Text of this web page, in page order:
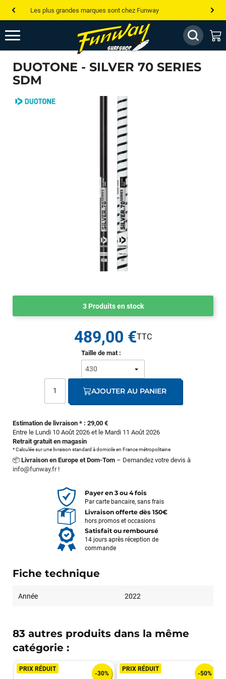
Les plus grandes marques sont chez Funway
Jusqu’à -75% de remise sur le windsurf, wingfoil, etc...
💰 Meilleur prix garanti — Moins cher ailleurs ? On s’aligne !
Besoin de conseils de pro ? Appelle nous !
DUOTONE - SILVER 70 SERIES
SDM
3 Produits en stock
Estimation de livraison * : 29,00 €
Entre le Lundi 10 Août 2026 et le Mardi 11 Août 2026
Retrait gratuit en magasin
* Calculée sur une livraison standard à domicile en France métropolitaine
📦 Livraison en Europe et Dom-Tom – Demandez votre devis à
info@funway.fr!
Taille de mat :
489,00 €
AJOUTER AU PANIER
Payer en 3 ou 4 fois
Par carte bancaire, sans frais
Livraison offerte dès 150€
hors promos et occasions
Satisfait ou remboursé
14 jours après réception de
commande
Fiche technique
Année 2022
83 autres produits dans la même
catégorie :
PRIX RÉDUIT
-30%
PRIX RÉDUIT
-50%